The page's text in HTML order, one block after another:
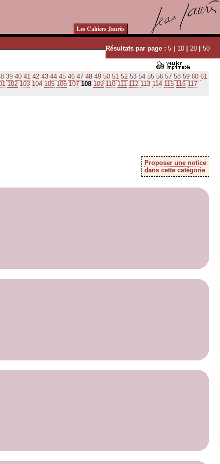
Les Cahiers Jaurès
Résultats par page : 5 | 10 | 20 | 50
39 40 41 42 43 44 45 46 47 48 49 50 51 52 53 54 55 56 57 58 59 60 61
102 103 104 105 106 107 108 109 110 111 112 113 114 115 116 117
Proposer une notice
dans cette catégorie